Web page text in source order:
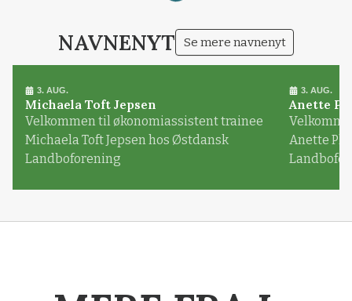
NAVNENYT Se mere navnenyt
3. AUG.
Michaela Toft Jepsen
Velkommen til økonomiassistent trainee
Michaela Toft Jepsen hos Østdansk
Landboforening
3. AUG.
Anette
Anette